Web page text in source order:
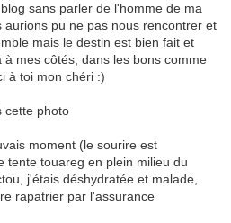
sans parler de l'homme de ma
aurions pu ne pas nous rencontrer et
mais le destin est bien fait et
mes côtés, dans les bons comme
à toi mon chéri :)
cette photo
moment (le sourire est
tente touareg en plein milieu du
j'étais déshydratée et malade,
rapatrier par l'assurance